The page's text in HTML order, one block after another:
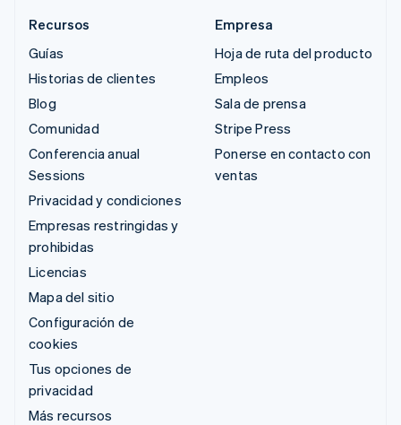
Recursos
Guías
Historias de clientes
Blog
Comunidad
Conferencia anual
Sessions
Privacidad y condiciones
Empresas restringidas y
prohibidas
Licencias
Mapa del sitio
Configuración de
cookies
Tus opciones de
privacidad
Más recursos
Empresa
Hoja de ruta del producto
Empleos
Sala de prensa
Stripe Press
Ponerse en contacto con
ventas